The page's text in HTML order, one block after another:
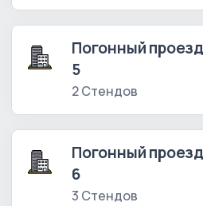
Погонный
5
2 Стендов
Погонный
6
3 Стендов